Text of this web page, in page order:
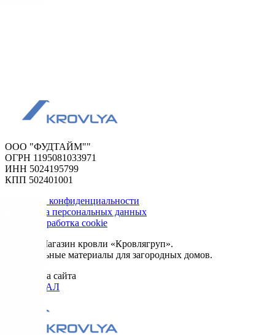
ООО "ФУДТАЙМ""
ОГРН 1195081033971
ИНН 5024195799
КПП 502401001
Политика конфиденциальности
Обработка персональных данных
Сбор и обработка cookie
© 2026. Магазин кровли «Кровлягруп».
Строительные материалы для загородных домов.
Разработка сайта
ОРИГИНАЛ